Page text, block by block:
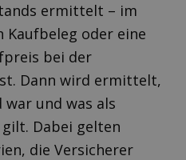
ermittelt – im
Kaufbeleg oder eine
bei der
Dann wird ermittelt,
und was als
Dabei gelten
die Versicherer